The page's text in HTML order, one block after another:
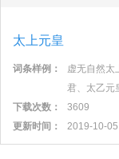
太上元皇
词条样例：
虚无自然太
君、太乙元
下载次数：
3609
更新时间：
2019-10-